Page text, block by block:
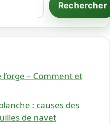
Rechercher
– Comment et
: causes des
de navet